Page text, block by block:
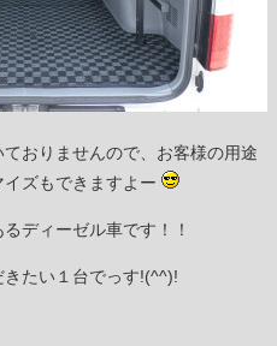
おりませんので、お客様の用途
ズもできますよー
ディーゼル車です！！
たい１台でっす!(^^)!